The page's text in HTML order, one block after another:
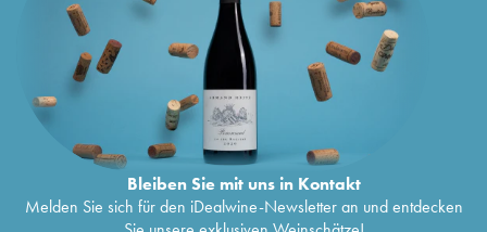
Bleiben Sie mit uns in Kontakt
Melden Sie sich für den iDealwine-Newsletter an und entdecken